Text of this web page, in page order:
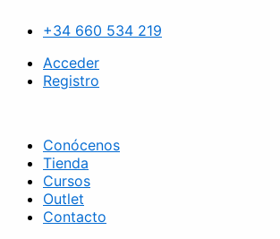
+34 660 534 219
Acceder
Registro
Conócenos
Tienda
Cursos
Outlet
Contacto
semipermanente
083
cantidad